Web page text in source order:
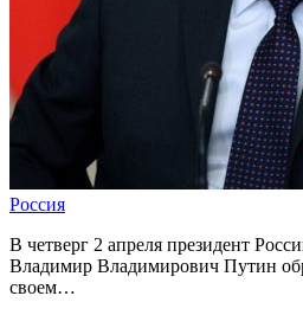
Россия
В четверг 2 апреля президент
Владимир Владимирович Путин
своем…